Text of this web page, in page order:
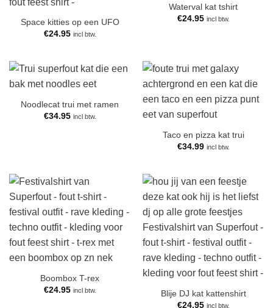
Space kitties op een UFO
€24.95 incl btw.
Waterval kat tshirt
€24.95 incl btw.
Noodlecat trui met ramen
€34.95 incl btw.
Taco en pizza kat trui
€34.99 incl btw.
Boombox T-rex
€24.95 incl btw.
Blije DJ kat kattenshirt
€24.95 incl btw.